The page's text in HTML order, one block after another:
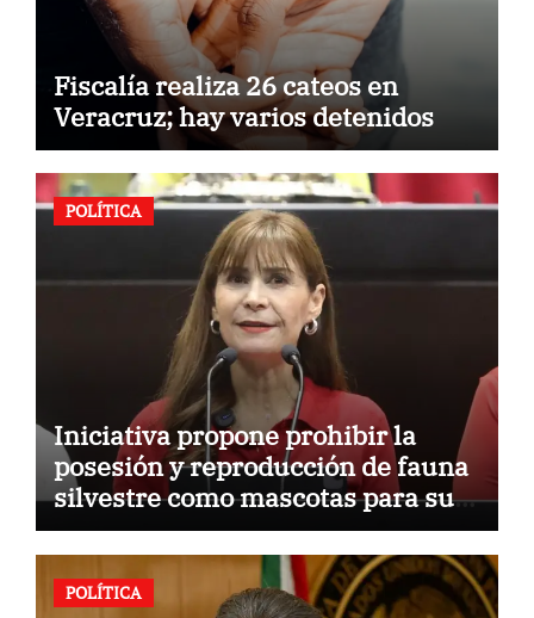
Fiscalía realiza 26 cateos en
Veracruz; hay varios detenidos
POLÍTICA
Iniciativa propone prohibir la
posesión y reproducción de fauna
silvestre como mascotas para su
comercialización
POLÍTICA